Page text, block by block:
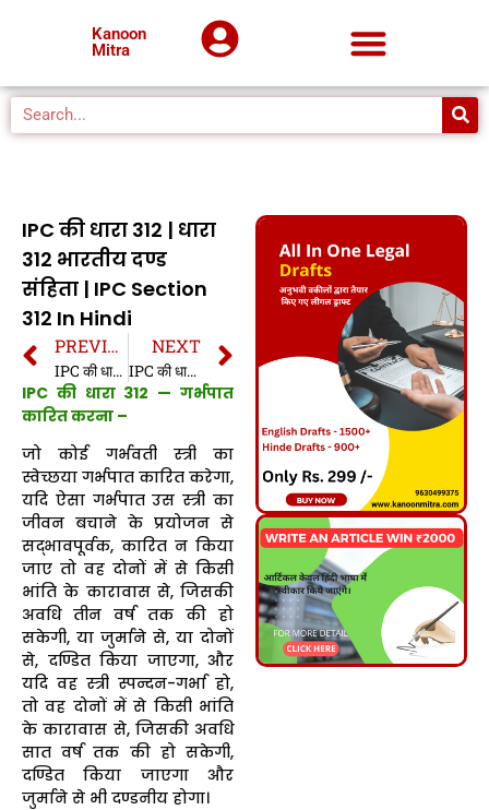
Kanoon
Mitra
IPC की धारा 312 | धारा
312 भारतीय दण्ड
संहिता | IPC Section
312 In Hindi
PREVIOUS
IPC की धारा 311 | धारा 311 भारतीय दण्ड संहिता | IPC Section 311 In Hindi
NEXT
IPC की धारा 313 | धारा 313 भारतीय दण्ड संहिता | IPC Section 313 In Hindi
IPC की धारा 312 — गर्भपात
कारित करना –
जो कोई गर्भवती स्त्री का
स्वेच्छया गर्भपात कारित करेगा,
यदि ऐसा गर्भपात उस स्त्री का
जीवन बचाने के प्रयोजन से
सद्भावपूर्वक, कारित न किया
जाए तो वह दोनों में से किसी
भांति के कारावास से, जिसकी
अवधि तीन वर्ष तक की हो
सकेगी, या जुर्माने से, या दोनों
से, दण्डित किया जाएगा, और
यदि वह स्त्री स्पन्दन-गर्भा हो,
तो वह दोनों में से किसी भांति
के कारावास से, जिसकी अवधि
सात वर्ष तक की हो सकेगी,
दण्डित किया जाएगा और
जुर्माने से भी दण्डनीय होगा।